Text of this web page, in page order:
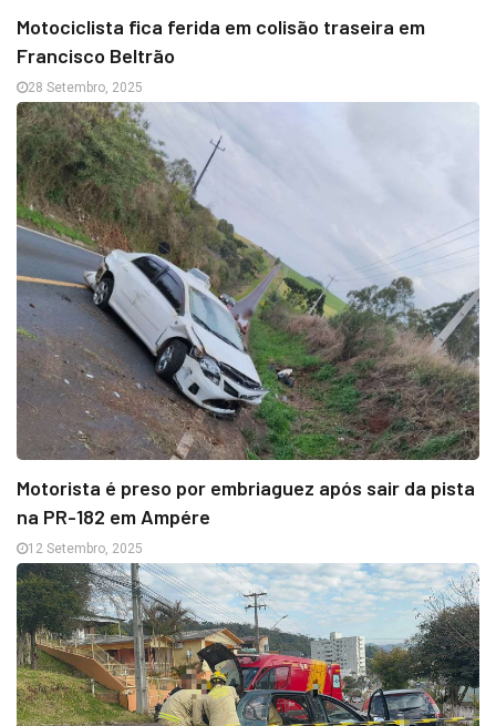
Motociclista fica ferida em colisão traseira em
Francisco Beltrão
28 Setembro, 2025
Motorista é preso por embriaguez após sair da pista
na PR-182 em Ampére
12 Setembro, 2025